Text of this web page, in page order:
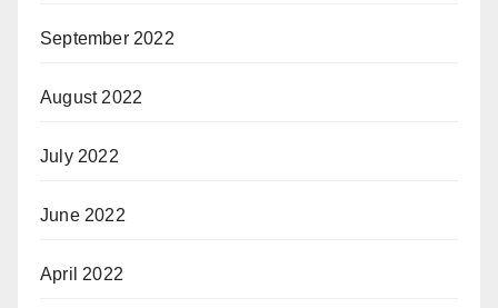
September 2022
August 2022
July 2022
June 2022
April 2022